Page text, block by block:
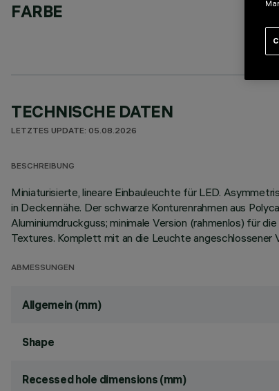
FARBE
TECHNISCHE DATEN
LETZTES UPDATE: 05.08.2026
BESCHREIBUNG
Miniaturisierte, lineare Einbauleuchte für LED.
in Deckennähe. Der schwarze Konturenrahmen aus
Aluminiumdruckguss; minimale Version (rahmenlos) für
Textures. Komplett mit an die Leuchte angeschlossener
ABMESSUNGEN
Allgemein (mm)
Shape
Recessed hole dimensions (mm)